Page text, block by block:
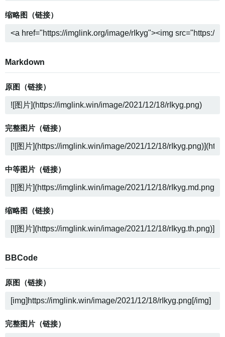
缩略图（链接）
Markdown
原图（链接）
完整图片（链接）
中等图片（链接）
缩略图（链接）
BBCode
原图（链接）
完整图片（链接）